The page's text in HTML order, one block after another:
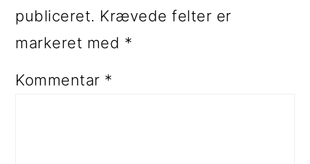
publiceret. Krævede felter er
markeret med *
Kommentar *